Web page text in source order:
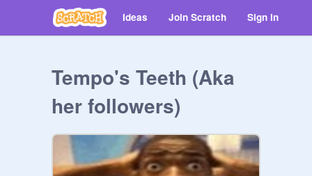
Ideas Join Scratch Sign in
Tempo's Teeth (Aka
her followers)